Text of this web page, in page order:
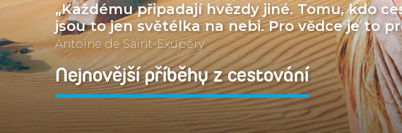
„Každému připadají hvězdy jiné. Tomu, kdo
jsou to jen světélka na nebi. Pro vědce je to
Antoine de Saint-Exupéry
Nejnovější příběhy z cestování